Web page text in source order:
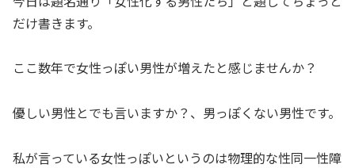
だけ書きます。
ここ数年で女性っぽい男性が増えたと感じませんか？
優しい男性とでも言いますか？、男っぽくない男性です。
私が言っている女性っぽいというのは物理的な性同一性障